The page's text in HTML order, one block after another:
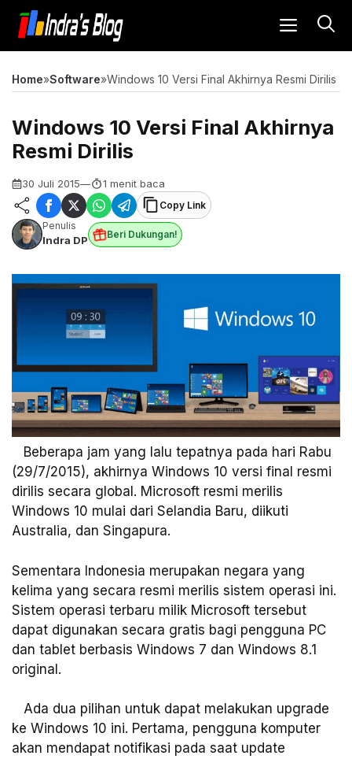
Langsung
isi
MENU
Home»Software»Windows 10 Versi Final Akhirnya Resmi Dirilis
Windows 10 Versi Final Akhirnya
Resmi Dirilis
30 Juli 2015— 1 menit baca
Copy Link
Penulis
Indra DP Beri Dukungan!
Beberapa jam yang lalu tepatnya pada hari Rabu
(29/7/2015), akhirnya Windows 10 versi final resmi
dirilis secara global. Microsoft resmi merilis
Windows 10 mulai dari Selandia Baru, diikuti
Australia, dan Singapura.
Sementara Indonesia merupakan negara yang
kelima yang secara resmi merilis sistem operasi ini.
Sistem operasi terbaru milik Microsoft tersebut
dapat digunakan secara gratis bagi pengguna PC
dan tablet berbasis Windows 7 dan Windows 8.1
original.
Ada dua pilihan untuk dapat melakukan upgrade
ke Windows 10 ini. Pertama, pengguna komputer
akan mendapat notifikasi pada saat update